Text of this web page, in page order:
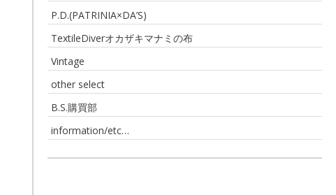
P.D.(PATRINIA×DA’S)
TextileDiverオカザキマナミの布
Vintage
other select
B.S.購買部
information/etc…